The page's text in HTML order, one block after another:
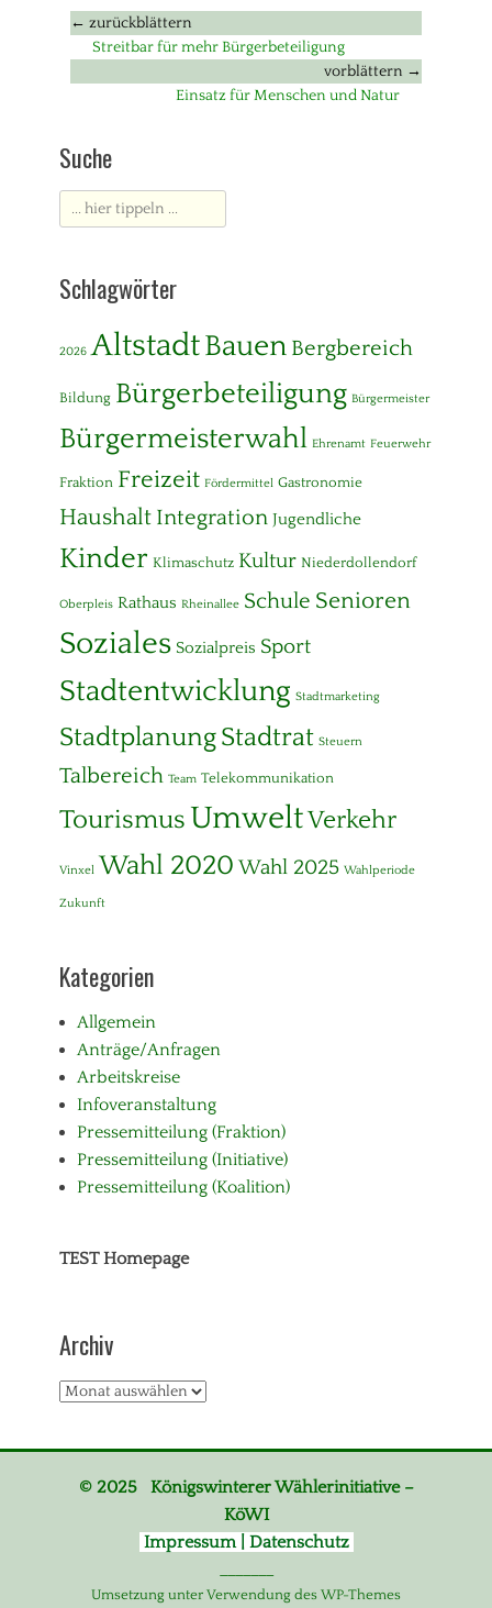
Beitragsnavigation
← zurückblättern
Vorheriger
Streitbar für mehr Bürgerbeteiligung
vorblättern →
Einsatz für Menschen und Natur
Suche
Suche
nach:
Schlagwörter
2026 AltstadtBauen Bergbereich
Bildung Bürgerbeteiligung Bürgermeister
Bürgermeisterwahl Ehrenamt Feuerwehr
Fraktion Freizeit Fördermittel Gastronomie
Haushalt Integration Jugendliche
Kinder Klimaschutz Kultur Niederdollendorf
Oberpleis Rathaus Rheinallee Schule Senioren
Soziales Sozialpreis Sport
Stadtentwicklung Stadtmarketing
StadtplanungStadtrat Steuern
Talbereich Team Telekommunikation
TourismusUmweltVerkehr
Vinxel Wahl 2020 Wahl 2025 Wahlperiode
Zukunft
Kategorien
Allgemein
Anträge/Anfragen
Arbeitskreise
Infoveranstaltung
Pressemitteilung (Fraktion)
Pressemitteilung (Initiative)
Pressemitteilung (Koalition)
TEST Homepage
Archiv
Archiv
© 2025 Königswinterer Wählerinitiative –
KöWI
Impressum | Datenschutz
Umsetzung unter Verwendung des WP-Themes